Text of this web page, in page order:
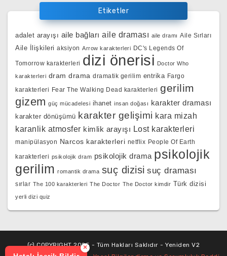
Etiketler
adalet arayışı aile bağları aile draması aile dramı Aile Sırları
Aile İlişkileri aksiyon Arrow karakterleri DC's Legends Of
Tomorrow karakterleri dizi önerisi Doctor Who
karakterleri dram drama dramatik gerilim entrika Fargo
karakterleri Fear The Walking Dead karakterleri gerilim
gizem güç mücadelesi ihanet insan doğası karakter draması
karakter dönüşümü karakter gelişimi kara mizah
karanlik atmosfer kimlik arayışı Lost karakterleri
manipülasyon Narcos karakterleri netflix People Of Earth
karakterleri psikolojik dram psikolojik drama psikolojik
gerilim romantik drama suç dizisi suç draması
sırlar The 100 karakterleri The Doctor The Doctor kimdir Türk dizisi
yerli dizi quiz
(c) COPYRIGHT 2025 - Tüm Hakları Saklıdır - Yeniden V2
×